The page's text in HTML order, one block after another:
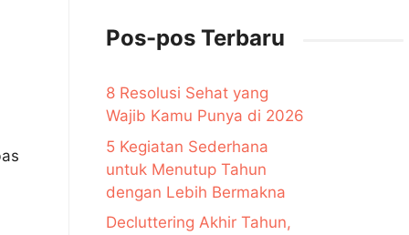
Pos-pos Terbaru
8 Resolusi Sehat yang
Wajib Kamu Punya di 2026
5 Kegiatan Sederhana
untuk Menutup Tahun
dengan Lebih Bermakna
Decluttering Akhir Tahun,